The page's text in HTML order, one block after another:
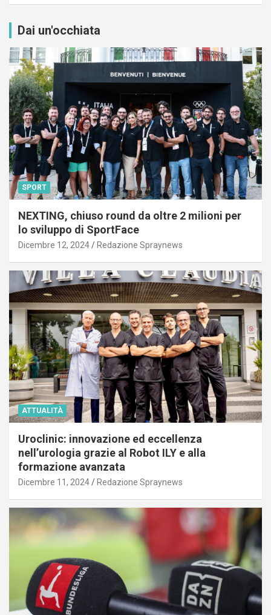
Dai un'occhiata
SPORT
NEXTING, chiuso round da oltre 2 milioni per
lo sviluppo di SportFace
Dicembre 12, 2024 Redazione Spraynews
ATTUALITÀ
Uroclinic: innovazione ed eccellenza
nell’urologia grazie al Robot ILY e alla
formazione avanzata
Dicembre 11, 2024 Redazione Spraynews